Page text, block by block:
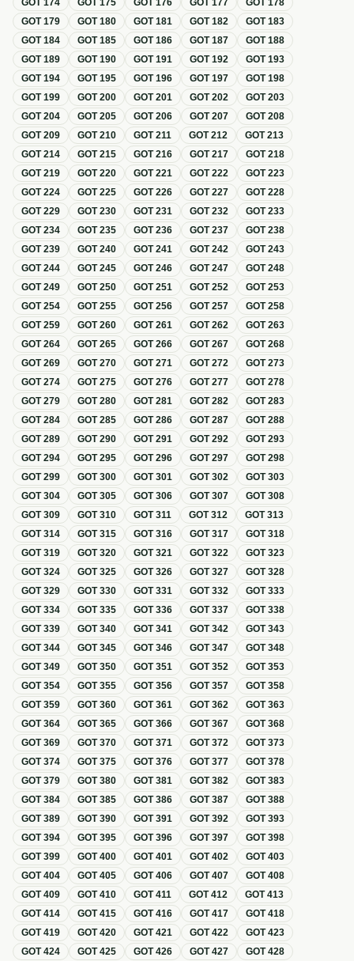
GOT174 GOT175 GOT176 GOT177 GOT178
GOT179 GOT180 GOT181 GOT182 GOT183
GOT184 GOT185 GOT186 GOT187 GOT188
GOT189 GOT190 GOT191 GOT192 GOT193
GOT194 GOT195 GOT196 GOT197 GOT198
GOT199 GOT200 GOT201 GOT202 GOT203
GOT204 GOT205 GOT206 GOT207 GOT208
GOT209 GOT210 GOT211 GOT212 GOT213
GOT214 GOT215 GOT216 GOT217 GOT218
GOT219 GOT220 GOT221 GOT222 GOT223
GOT224 GOT225 GOT226 GOT227 GOT228
GOT229 GOT230 GOT231 GOT232 GOT233
GOT234 GOT235 GOT236 GOT237 GOT238
GOT239 GOT240 GOT241 GOT242 GOT243
GOT244 GOT245 GOT246 GOT247 GOT248
GOT249 GOT250 GOT251 GOT252 GOT253
GOT254 GOT255 GOT256 GOT257 GOT258
GOT259 GOT260 GOT261 GOT262 GOT263
GOT264 GOT265 GOT266 GOT267 GOT268
GOT269 GOT270 GOT271 GOT272 GOT273
GOT274 GOT275 GOT276 GOT277 GOT278
GOT279 GOT280 GOT281 GOT282 GOT283
GOT284 GOT285 GOT286 GOT287 GOT288
GOT289 GOT290 GOT291 GOT292 GOT293
GOT294 GOT295 GOT296 GOT297 GOT298
GOT299 GOT300 GOT301 GOT302 GOT303
GOT304 GOT305 GOT306 GOT307 GOT308
GOT309 GOT310 GOT311 GOT312 GOT313
GOT314 GOT315 GOT316 GOT317 GOT318
GOT319 GOT320 GOT321 GOT322 GOT323
GOT324 GOT325 GOT326 GOT327 GOT328
GOT329 GOT330 GOT331 GOT332 GOT333
GOT334 GOT335 GOT336 GOT337 GOT338
GOT339 GOT340 GOT341 GOT342 GOT343
GOT344 GOT345 GOT346 GOT347 GOT348
GOT349 GOT350 GOT351 GOT352 GOT353
GOT354 GOT355 GOT356 GOT357 GOT358
GOT359 GOT360 GOT361 GOT362 GOT363
GOT364 GOT365 GOT366 GOT367 GOT368
GOT369 GOT370 GOT371 GOT372 GOT373
GOT374 GOT375 GOT376 GOT377 GOT378
GOT379 GOT380 GOT381 GOT382 GOT383
GOT384 GOT385 GOT386 GOT387 GOT388
GOT389 GOT390 GOT391 GOT392 GOT393
GOT394 GOT395 GOT396 GOT397 GOT398
GOT399 GOT400 GOT401 GOT402 GOT403
GOT404 GOT405 GOT406 GOT407 GOT408
GOT409 GOT410 GOT411 GOT412 GOT413
GOT414 GOT415 GOT416 GOT417 GOT418
GOT419 GOT420 GOT421 GOT422 GOT423
GOT424 GOT425 GOT426 GOT427 GOT428